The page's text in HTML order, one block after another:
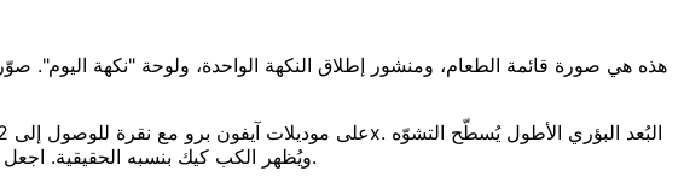
ويُظهر الكب كيك بنسبه الحقيقية. اجعل الخلفية بسيطة: قماش كتّان نظيف، أو لوح رخام، أو خشب مدهون. أي شيء ينافس دوامة الكريمة سيشتّت العين عنها.